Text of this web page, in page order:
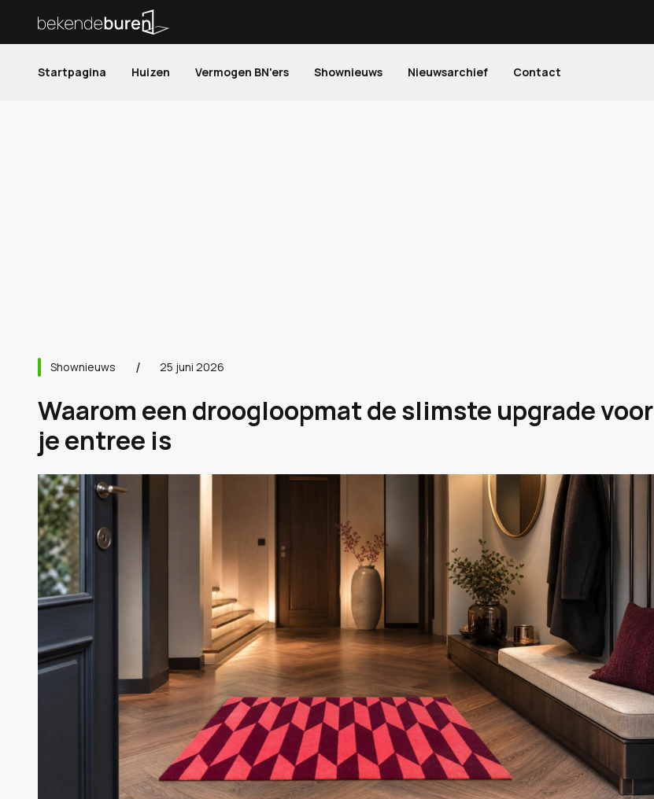
Startpagina Huizen Vermogen BN'ers Shownieuws Nieuwsarchief Contact
Shownieuws 25 juni 2026
Waarom een droogloopmat de slimste upgrade voor
je entree is